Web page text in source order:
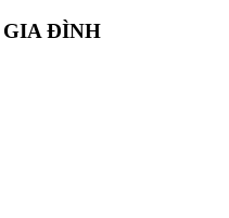
GIA ĐÌNH